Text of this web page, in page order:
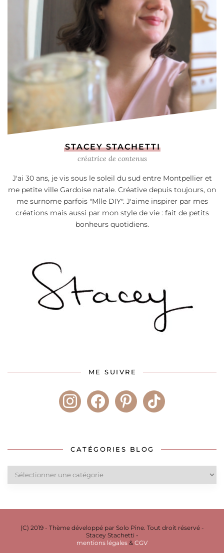
STACEY STACHETTI
créatrice de contenus
J'ai 30 ans, je vis sous le soleil du sud entre Montpellier et
me petite ville Gardoise natale. Créative depuis toujours, on
me surnome parfois "Mlle DIY". J'aime inspirer par mes
créations mais aussi par mon style de vie : fait de petits
bonheurs quotidiens.
ME SUIVRE
instagramfacebookpinteresttiktok
CATÉGORIES BLOG
Catégories
blog
(C) 2019 - Thème développé par Solo Pine. Tout droit réservé -
Stacey Stachetti -
mentions légales & CGV